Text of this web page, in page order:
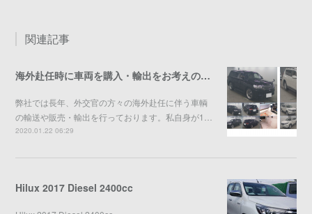
関連記事
海外赴任時に車両を購入・輸出をお考えの方へ
弊社では長年、外交官の方々の海外赴任に伴う車輌
の輸送や販売・輸出を行っております。私自身が1…
2020.01.22 06:29
Hilux 2017 Diesel 2400cc